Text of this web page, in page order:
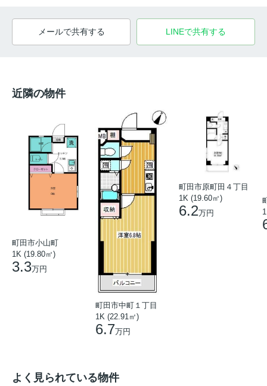
メールで共有する LINEで共有する
近隣の物件
町田市小山町
1K (19.80㎡)
3.3万円
町田市中町１丁目
1K (22.91㎡)
6.7万円
町田市原町田４丁目
1K (19.60㎡)
6.2万円
よく見られている物件